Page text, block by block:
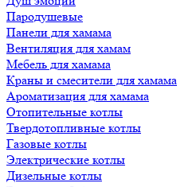
Пародушевые
Панели для хамама
Вентиляция для хамам
Мебель для хамама
Краны и смесители для хамама
Ароматизация для хамама
Отопительные котлы
Твердотопливные котлы
Газовые котлы
Электрические котлы
Дизельные котлы